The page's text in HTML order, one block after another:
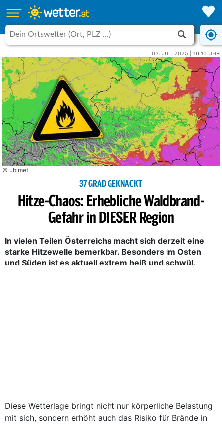
03. JULI 2025 | 16:10 UHR
© ubimet
37 GRAD GEKNACKT
Hitze-Chaos: Erhebliche Waldbrand-
Gefahr in DIESER Region
In vielen Teilen Österreichs macht sich derzeit eine
starke Hitzewelle bemerkbar. Besonders im Osten
und Süden ist es aktuell extrem heiß und schwül.
Diese Wetterlage bringt nicht nur körperliche Belastung
mit sich, sondern erhöht auch das Risiko für Brände in